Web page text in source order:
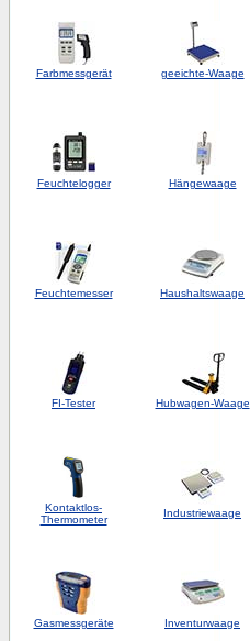
Farbmessgerät geeichte-Waage
Feuchtelogger Hängewaage
Feuchtemesser Haushaltswaage
FI-Tester Hubwagen-Waage
Kontaktlos-
Thermometer
Industriewaage
Gasmessgeräte Inventurwaage